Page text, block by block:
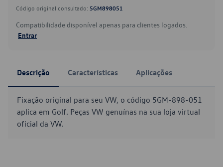
Código original consultado: 5GM898051
Compatibilidade disponível apenas para clientes logados.
Entrar
Descrição Características Aplicações
Fixação original para seu VW, o código 5GM-898-051
aplica em Golf. Peças VW genuínas na sua loja virtual
oficial da VW.